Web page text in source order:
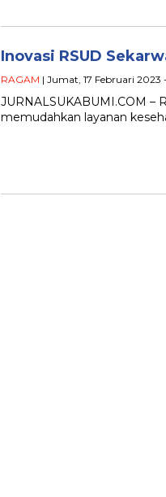
Inovasi RSUD
RAGAM | Jumat, 17 Februari 2023
JURNALSUKABUMI.COM –
memudahkan layanan